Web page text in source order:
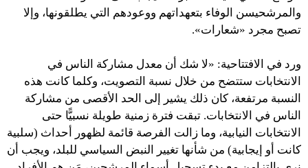
والمرشحيسن الوفاء بتعهداتهم ووعودهم التي يطلقونها، وإلا
تصبح مجرد «شعارات».
ورد في الافتتاحية: «لا شك أن معدل مشاركة الناس في
الانتخابات ستتضح من خلال نسبة التصويت، وكلما كانت هذه
النسبة مرتفعة، كان ذلك يشير إلى الحد الأقصى من مشاركة
الناس في الانتخابات. تبقت فترة زمنية طويلة نسبيًّا حتى
الانتخابات النيابية، وما زالت الفرصة قائمة لظهور أحداث (سلبية
كانت أو إيجابية) من شأنها تغيير النبض السياسي للبلد، ويجب أن